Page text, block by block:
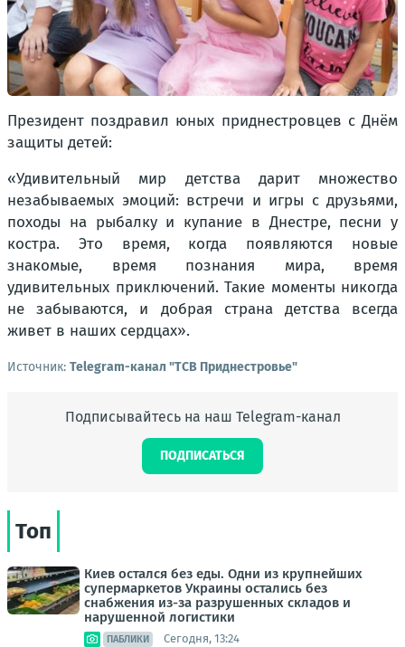
Президент поздравил юных приднестровцев с Днём
защиты детей:
«Удивительный мир детства дарит множество
незабываемых эмоций: встречи и игры с друзьями,
походы на рыбалку и купание в Днестре, песни у
костра. Это время, когда появляются новые
знакомые, время познания мира, время
удивительных приключений. Такие моменты никогда
не забываются, и добрая страна детства всегда
живет в наших сердцах».
Источник: Telegram-канал "ТСВ Приднестровье"
Подписывайтесь на наш Telegram-канал
ПОДПИСАТЬСЯ
Топ
Киев остался без еды. Одни из крупнейших
супермаркетов Украины остались без
снабжения из-за разрушенных складов и
нарушенной логистики
ПАБЛИКИ Сегодня, 13:24